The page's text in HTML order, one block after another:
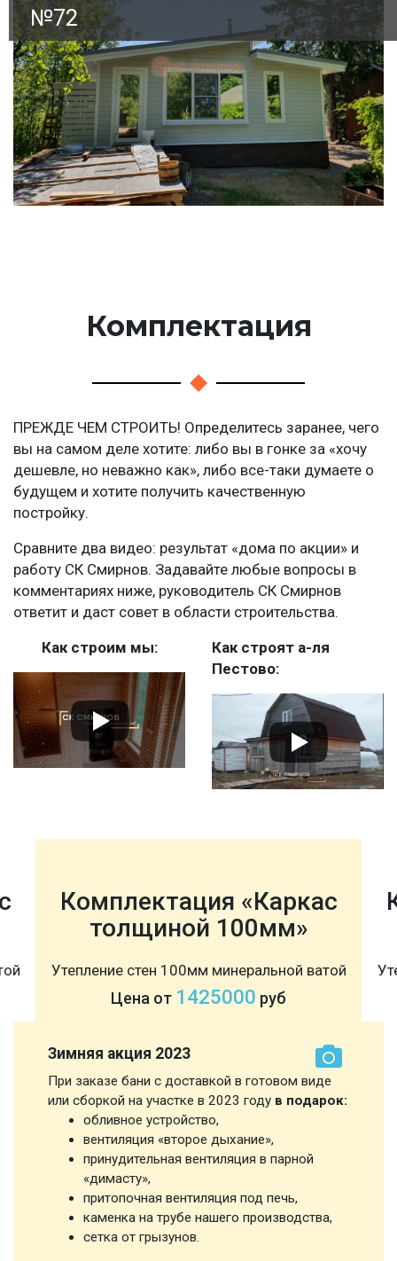
№72
Комплектация
ПРЕЖДЕ ЧЕМ СТРОИТЬ! Определитесь заранее, чего
вы на самом деле хотите: либо вы в гонке за «хочу
дешевле, но неважно как», либо все-таки думаете о
будущем и хотите получить качественную
постройку.
Сравните два видео: результат «дома по акции» и
работу СК Смирнов. Задавайте любые вопросы в
комментариях ниже, руководитель СК Смирнов
ответит и даст совет в области строительства.
Как строим мы:
Как строят а-ля
Пестово:
Комплектация «Каркас
толщиной 100мм»
Утепление стен 100мм минеральной ватой
Цена от 1425000 руб
Зимняя акция 2023
При заказе бани с доставкой в готовом виде
или сборкой на участке в 2023 году в подарок:
обливное устройство,
вентиляция «второе дыхание»,
принудительная вентиляция в парной
«димасту»,
притопочная вентиляция под печь,
каменка на трубе нашего производства,
сетка от грызунов.